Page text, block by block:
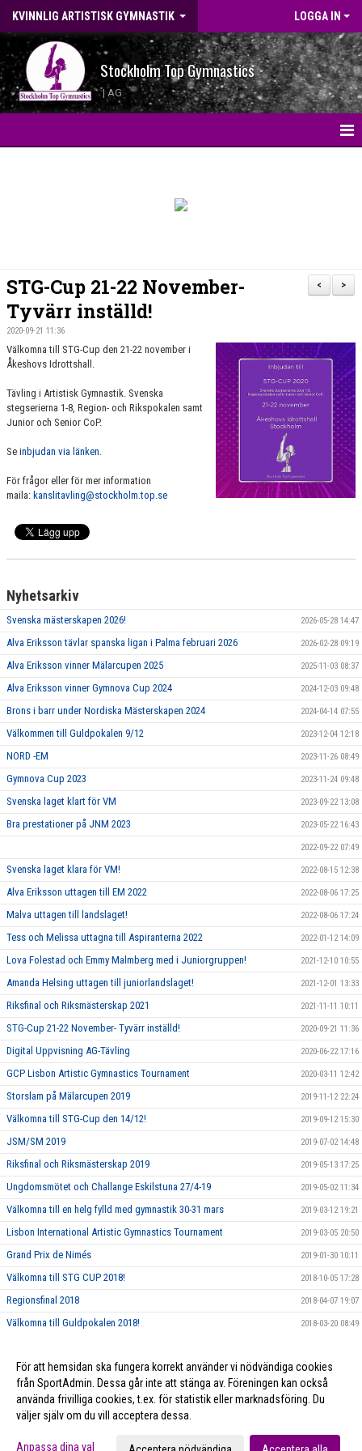
KVINNLIG ARTISTISK GYMNASTIK LOGGA IN
Stockholm Top Gymnastics
| AG
WEBBSHOP
NYHETER
>
<
STG-Cup 21-22 November-
Tyvärr inställd!
2020-09-21 11:36
Välkomna till STG-Cup den 21-22 november i
Åkeshovs Idrottshall.
Tävling i Artistisk Gymnastik. Svenska
stegserierna 1-8, Region- och Rikspokalen samt
Junior och Senior CoP.
Se inbjudan via länken.
För frågor eller för mer information
maila: kanslitavling@stockholm.top.se
Nyhetsarkiv
Svenska mästerskapen 2026! 2026-05-28 14:47
Alva Eriksson tävlar spanska ligan i Palma februari 2026 2026-02-28 09:19
Alva Eriksson vinner Mälarcupen 2025 2025-11-03 08:37
Alva Eriksson vinner Gymnova Cup 2024 2024-12-03 09:48
Brons i barr under Nordiska Mästerskapen 2024 2024-04-14 07:55
Välkommen till Guldpokalen 9/12 2023-12-04 12:18
NORD -EM 2023-11-26 08:49
Gymnova Cup 2023 2023-11-24 09:48
Svenska laget klart för VM 2023-09-22 13:08
Bra prestationer på JNM 2023 2023-05-22 16:43
2022-09-22 07:49
Svenska laget klara för VM! 2022-08-15 12:38
Alva Eriksson uttagen till EM 2022 2022-08-06 17:25
Malva uttagen till landslaget! 2022-08-06 17:24
Tess och Melissa uttagna till Aspiranterna 2022 2022-01-12 14:09
Lova Folestad och Emmy Malmberg med i Juniorgruppen! 2021-12-10 10:55
Amanda Helsing uttagen till juniorlandslaget! 2021-12-01 13:33
Riksfinal och Riksmästerskap 2021 2021-11-11 10:11
STG-Cup 21-22 November- Tyvärr inställd! 2020-09-21 11:36
Digital Uppvisning AG-Tävling 2020-06-22 17:16
GCP Lisbon Artistic Gymnastics Tournament 2020-03-11 12:42
Storslam på Mälarcupen 2019 2019-11-12 22:24
Välkomna till STG-Cup den 14/12! 2019-09-12 15:30
JSM/SM 2019 2019-07-02 14:48
Riksfinal och Riksmästerskap 2019 2019-05-13 17:25
Ungdomsmötet och Challange Eskilstuna 27/4-19 2019-05-02 11:34
Välkomna till en helg fylld med gymnastik 30-31 mars 2019-03-12 19:21
Lisbon International Artistic Gymnastics Tournament 2019-03-05 20:50
Grand Prix de Nimés 2019-01-30 10:11
Välkomna till STG CUP 2018! 2018-10-05 17:28
Regionsfinal 2018 2018-04-07 19:07
Välkomna till Guldpokalen 2018! 2018-03-20 08:49
I Love STG 2018-02-14 08:47
För att hemsidan ska fungera korrekt använder vi nödvändiga cookies
från SportAdmin. Dessa går inte att stänga av. Föreningen kan också
använda frivilliga cookies, t.ex. för statistik eller marknadsföring. Du
väljer själv om du vill acceptera dessa.
Anpassa dina val